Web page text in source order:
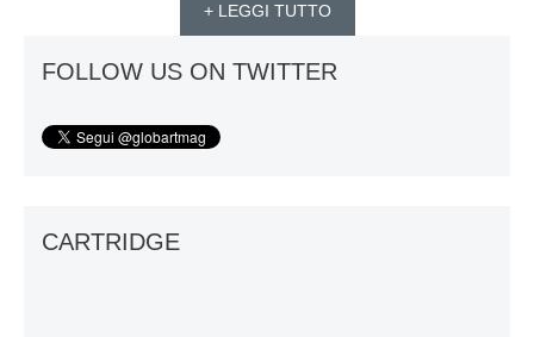
+ LEGGI TUTTO
FOLLOW US ON TWITTER
CARTRIDGE